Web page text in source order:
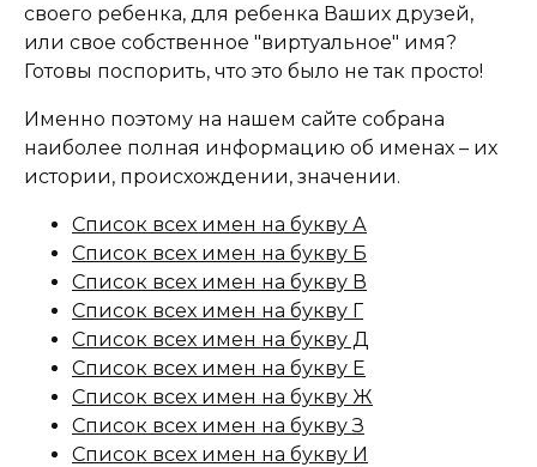
своего ребенка, для ребенка Ваших друзей,
или свое собственное "виртуальное" имя?
Готовы поспорить, что это было не так просто!
Именно поэтому на нашем сайте собрана
наиболее полная информацию об именах – их
истории, происхождении, значении.
Список всех имен на букву А
Список всех имен на букву Б
Список всех имен на букву В
Список всех имен на букву Г
Список всех имен на букву Д
Список всех имен на букву Е
Список всех имен на букву Ж
Список всех имен на букву З
Список всех имен на букву И